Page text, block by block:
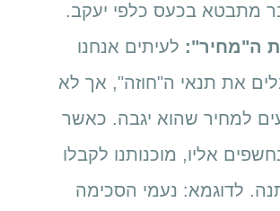
מתבטא בכעס כלפי יעקב.
ה"מחיר": לעיתים אנחנו
את תנאי ה"חוזה", אך לא
למחיר שהוא יגבה. כאשר
אליו, מוכנותנו לקבלו
לדוגמא: נעמי הסכימה